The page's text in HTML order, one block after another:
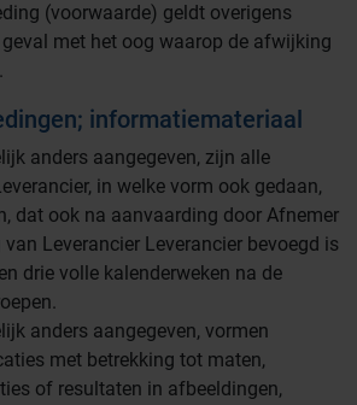
(voorwaarde) geldt overigens
met het oog waarop de afwijking
informatiemateriaal
anders aangegeven, zijn alle
in welke vorm ook gedaan,
dat ook na aanvaarding door Afnemer
Leverancier Leverancier bevoegd is
drie volle kalenderweken na de
anders aangegeven, vormen
met betrekking tot maten,
of resultaten in afbeeldingen,